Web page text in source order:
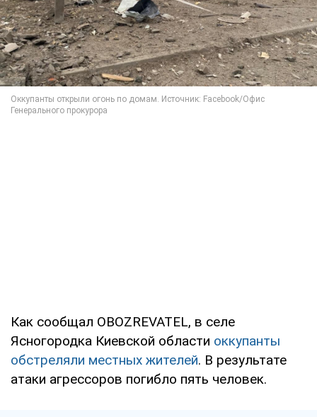
Как сообщал OBOZREVATEL, в селе
Ясногородка Киевской области оккупанты
обстреляли местных жителей. В результате
атаки агрессоров погибло пять человек.